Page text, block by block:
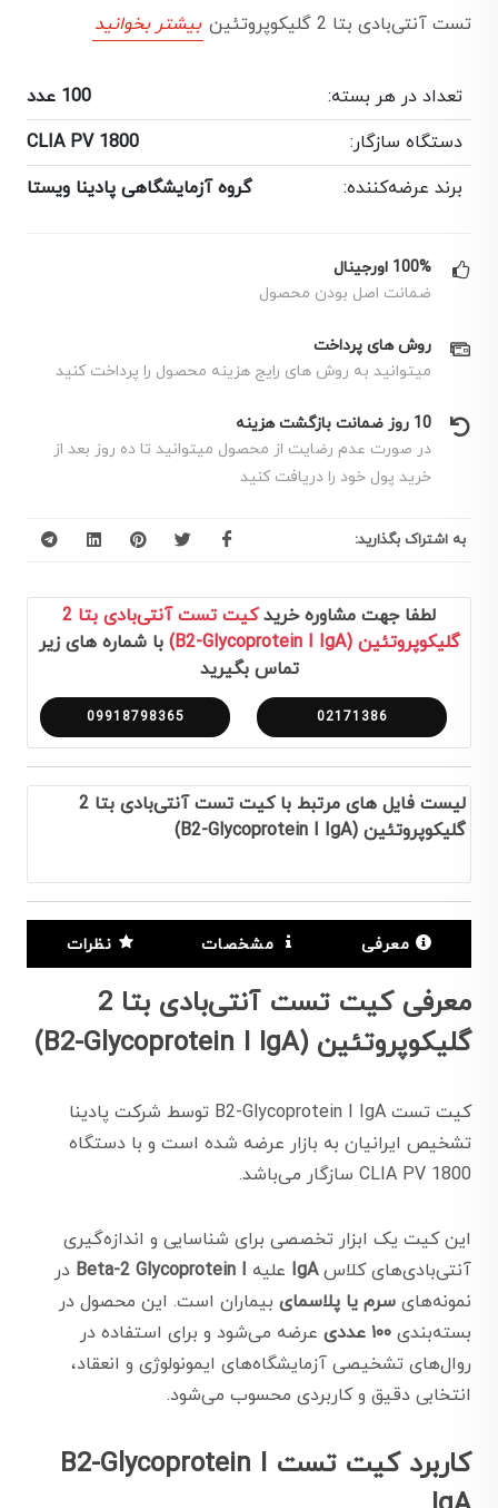
تست آنتی‌بادی بتا 2 گلیکوپروتئین بیشتر بخوانید
تعداد در هر بسته:
100 عدد
دستگاه سازگار:
CLIA PV 1800
برند عرضه‌کننده:
گروه آزمایشگاهی پادینا ویستا
100% اورجینال
ضمانت اصل بودن محصول
روش های پرداخت
میتوانید به روش های رایج هزینه محصول را پرداخت کنید
10 روز ضمانت بازگشت هزینه
در صورت عدم رضایت از محصول میتوانید تا ده روز بعد از
خرید پول خود را دریافت کنید
به اشتراک بگذارید:
لطفا جهت مشاوره خرید
کیت تست آنتی‌بادی بتا 2
گلیکوپروتئین (B2-Glycoprotein I IgA)
با شماره های زیر
تماس بگیرید
02171386
09918798365
لیست فایل های مرتبط با کیت تست آنتی‌بادی بتا 2
گلیکوپروتئین (B2-Glycoprotein I IgA)
معرفی مشخصات نظرات
معرفی کیت تست آنتی‌بادی بتا 2
گلیکوپروتئین (B2-Glycoprotein I IgA)
کیت تست B2-Glycoprotein I IgA توسط شرکت پادینا
تشخیص ایرانیان به بازار عرضه شده است و با دستگاه
CLIA PV 1800 سازگار می‌باشد.
این کیت یک ابزار تخصصی برای شناسایی و اندازه‌گیری
آنتی‌بادی‌های کلاسIgA علیه Beta-2 Glycoprotein I در
نمونه‌های سرم یا پلاسمای بیماران است. این محصول در
بسته‌بندی ۱۰۰ عددی
عرضه می‌شود و برای استفاده در
روال‌های تشخیصی آزمایشگاه‌های ایمونولوژی و انعقاد،
انتخابی دقیق و کاربردی محسوب می‌شود.
کاربرد کیت تست B2-Glycoprotein I